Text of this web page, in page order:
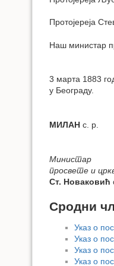
Протојереја
Наш министар
3 марта 1883
у Београду.
МИЛАН с. р.
Министар
просвете и
Ст. Новаковић
Сродни
Указ о
Указ о
Указ о
Указ о